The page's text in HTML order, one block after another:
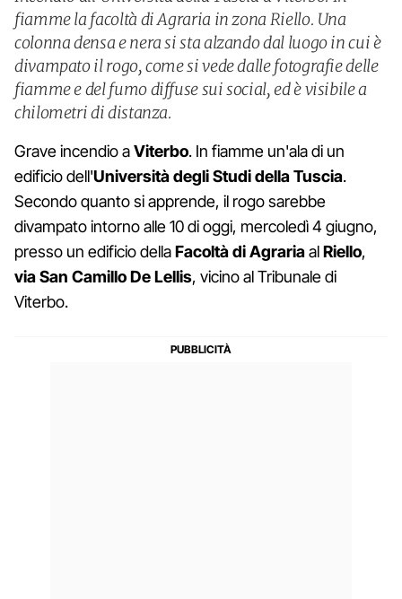
fiamme la facoltà di Agraria in zona Riello. Una
colonna densa e nera si sta alzando dal luogo in cui è
divampato il rogo, come si vede dalle fotografie delle
fiamme e del fumo diffuse sui social, ed è visibile a
chilometri di distanza.
Grave incendio aViterbo. In fiamme un'ala di un
edificio dell'Università degli Studi della Tuscia.
Secondo quanto si apprende, il rogo sarebbe
divampato intorno alle 10 di oggi, mercoledì 4 giugno,
presso un edificio dellaFacoltà di AgrariaalRiello,
via San Camillo De Lellis, vicino al Tribunale di
Viterbo.